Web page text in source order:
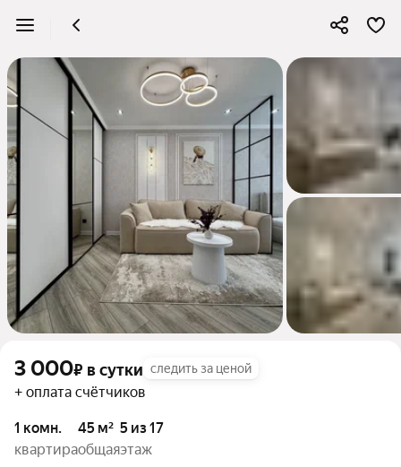
3 000₽ в сутки следить за ценой
+ оплата счётчиков
1 комн.
квартира
45 м²
общая
5 из 17
этаж